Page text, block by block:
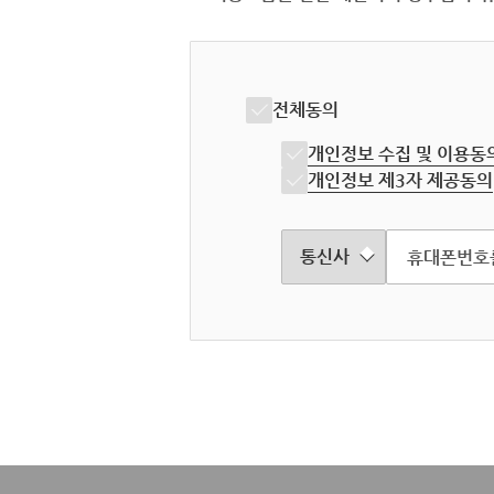
전체동의
개인정보 수집 및 이용동
개인정보 제3자 제공동의